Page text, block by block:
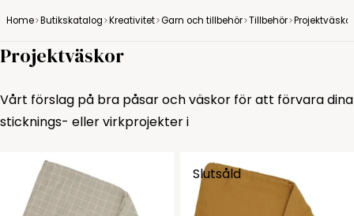
Home Butikskatalog Kreativitet Garn och tillbehör Tillbehör Projektväskor
Projektväskor
Vårt förslag på bra påsar och väskor för att förvara dina
sticknings- eller virkprojekter i
Slutsåld